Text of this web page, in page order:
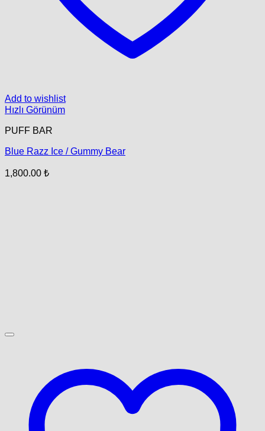
Add to wishlist
Hızlı Görünüm
PUFF BAR
Blue Razz Ice / Gummy Bear
1,800.00 ₺